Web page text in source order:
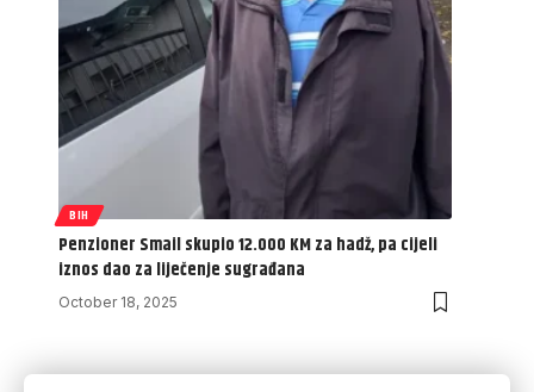
BIH
Penzioner Smail skupio 12.000 KM za hadž, pa cijeli
iznos dao za liječenje sugrađana
October 18, 2025